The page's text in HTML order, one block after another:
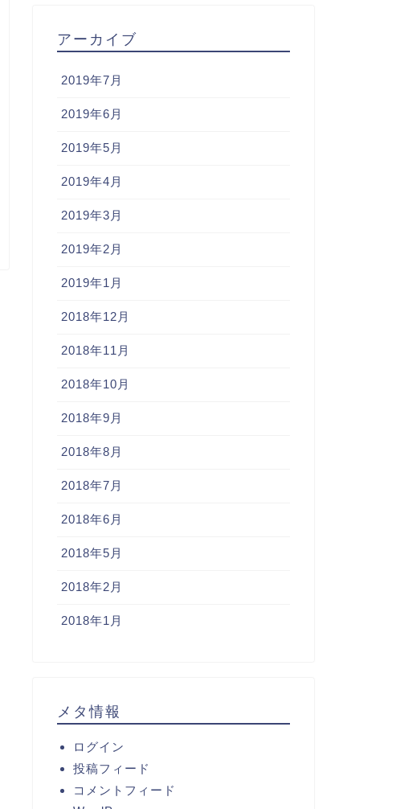
アーカイブ
2019年7月
2019年6月
2019年5月
2019年4月
2019年3月
2019年2月
2019年1月
2018年12月
2018年11月
2018年10月
2018年9月
2018年8月
2018年7月
2018年6月
2018年5月
2018年2月
2018年1月
メタ情報
ログイン
投稿フィード
コメントフィード